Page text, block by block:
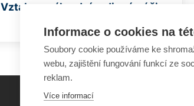
Vztahy v náhradní rodinné péči
Informace o cookies na
Soubory cookie používáme ke
webu, zajištění fungování funkcí ze
reklam.
Více informací